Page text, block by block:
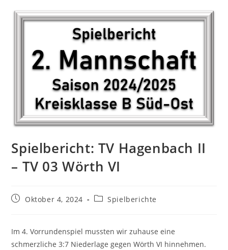
Spielbericht: TV Hagenbach II
– TV 03 Wörth VI
BeitragOktober 4, 2024
Beitrags-
Spielberichte
Im 4. Vorrundenspiel mussten wir zuhause eine
schmerzliche 3:7 Niederlage gegen Wörth VI hinnehmen.